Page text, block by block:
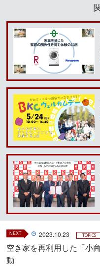
NEXT 2023.10.23 TOPICS
空き家を再利用した「小
動